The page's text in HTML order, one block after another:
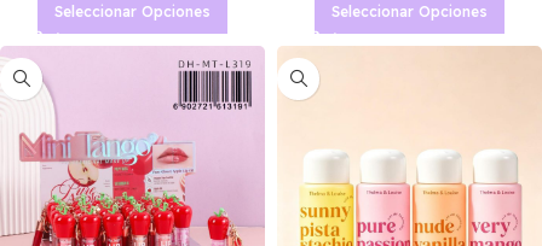
Seleccionar Opciones Seleccionar Opciones